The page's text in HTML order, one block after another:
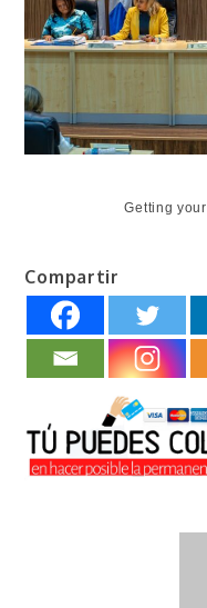
Getting your
Compartir